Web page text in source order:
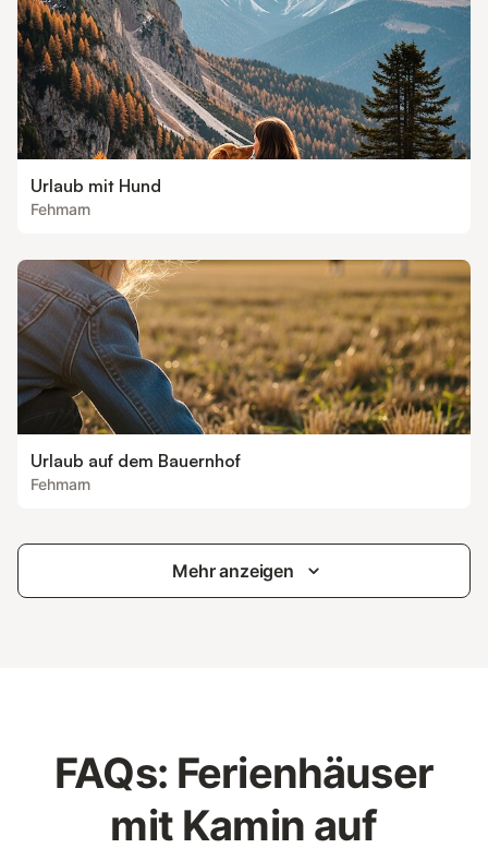
Urlaub mit Hund
Fehmarn
Urlaub auf dem Bauernhof
Fehmarn
Mehr anzeigen
FAQs: Ferienhäuser
mit Kamin auf